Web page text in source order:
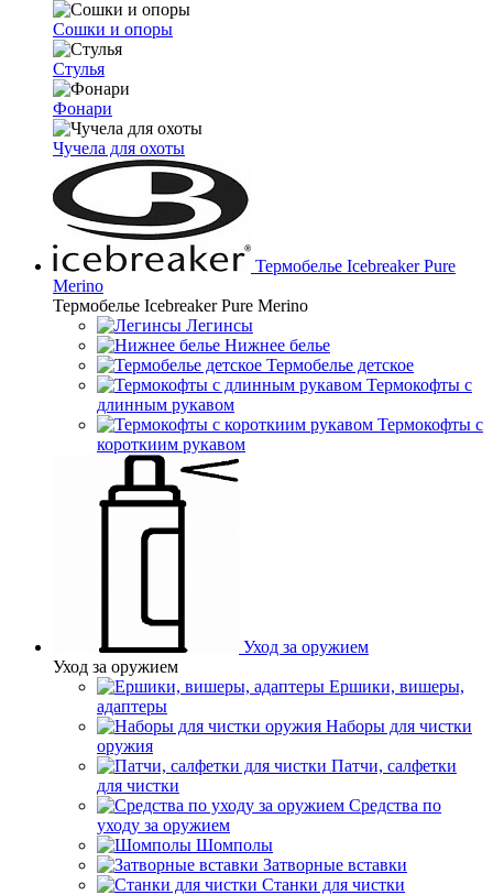
Сошки и опоры
Стулья
Фонари
Чучела для охоты
Термобелье Icebreaker Pure
Merino
Термобелье Icebreaker Pure Merino
Легинсы
Нижнее белье
Термобелье детское
Термокофты с
длинным рукавом
Термокофты с
короткиим рукавом
Уход за оружием
Уход за оружием
Ершики, вишеры,
адаптеры
Наборы для чистки
оружия
Патчи, салфетки
для чистки
Средства по
уходу за оружием
Шомполы
Затворные вставки
Станки для чистки